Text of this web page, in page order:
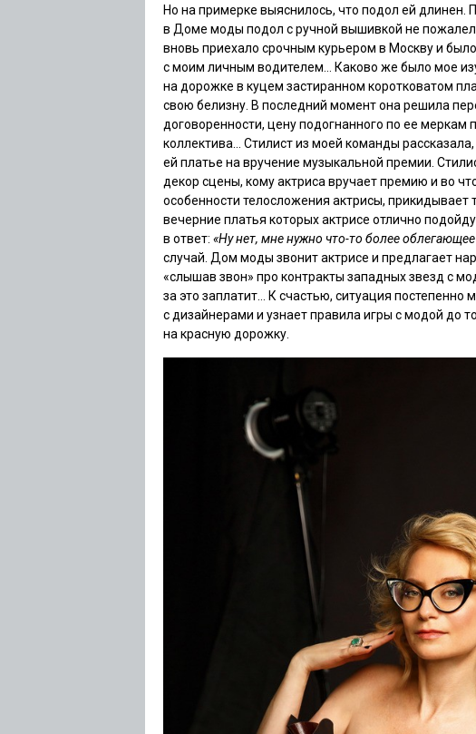
Но на примерке выяснилось, что подол ей длинен.
в Доме моды подол с ручной вышивкой не
вновь приехало срочным курьером в Москву и
с моим личным водителем… Каково же было мое
на дорожке в куцем застиранном коротковатом
свою белизну. В последний момент она решила
договоренности, цену подогнанного по ее меркам
коллектива… Стилист из моей команды
ей платье на вручение музыкальной премии.
декор сцены, кому актриса вручает премию и во
особенности телосложения актрисы,
вечерние платья которых актрисе отлично
в ответ: «Ну нет, мне нужно что-то более облегающее
случай. Дом моды звонит актрисе и предлагает
«слышав звон» про контракты западных звезд с
за это заплатит… К счастью, ситуация постепенно
с дизайнерами и узнает правила игры с модой до
на красную дорожку.